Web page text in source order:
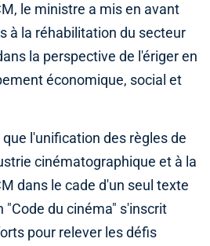
le ministre a mis en avant
à la réhabilitation du secteur
la perspective de l'ériger en
économique, social et
l'unification des règles de
cinématographique et à la
dans le cade d'un seul texte
"Code du cinéma" s'inscrit
pour relever les défis